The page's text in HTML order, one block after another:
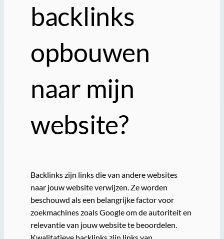
backlinks
opbouwen
naar mijn
website?
Backlinks zijn links die van andere websites
naar jouw website verwijzen. Ze worden
beschouwd als een belangrijke factor voor
zoekmachines zoals Google om de autoriteit en
relevantie van jouw website te beoordelen.